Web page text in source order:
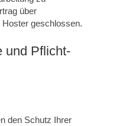
über
geschlossen.
und Pflicht­
den Schutz Ihrer